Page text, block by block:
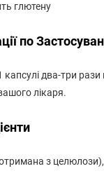
глютену
по
два-три рази
лікаря.
з